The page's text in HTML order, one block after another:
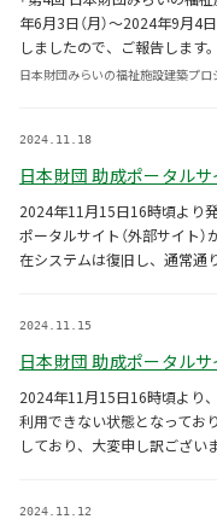
年6月3日（月）〜2024年9月4
しましたので、ご報告します
日本財団みらいの福祉施設建築プロ
日本財団 助成ポータル
2024.11.18
2024年11月15日16時頃より
ポータルサイト（外部サイト
在システムは復旧し、通常通
日本財団 助成ポータル
2024.11.15
2024年11月15日16時頃より
利用できない状態となってお
しており、大変申し訳ござい
2024.11.12